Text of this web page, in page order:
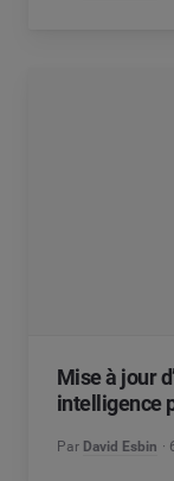
Mise à jour
intelligence
Par David Esbin